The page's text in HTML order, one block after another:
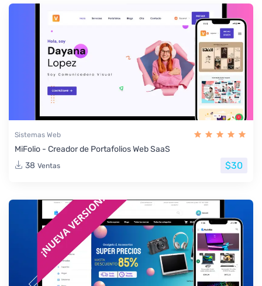
Sistemas Web
MiFolio - Creador de Portafolios Web SaaS
38 Ventas $30